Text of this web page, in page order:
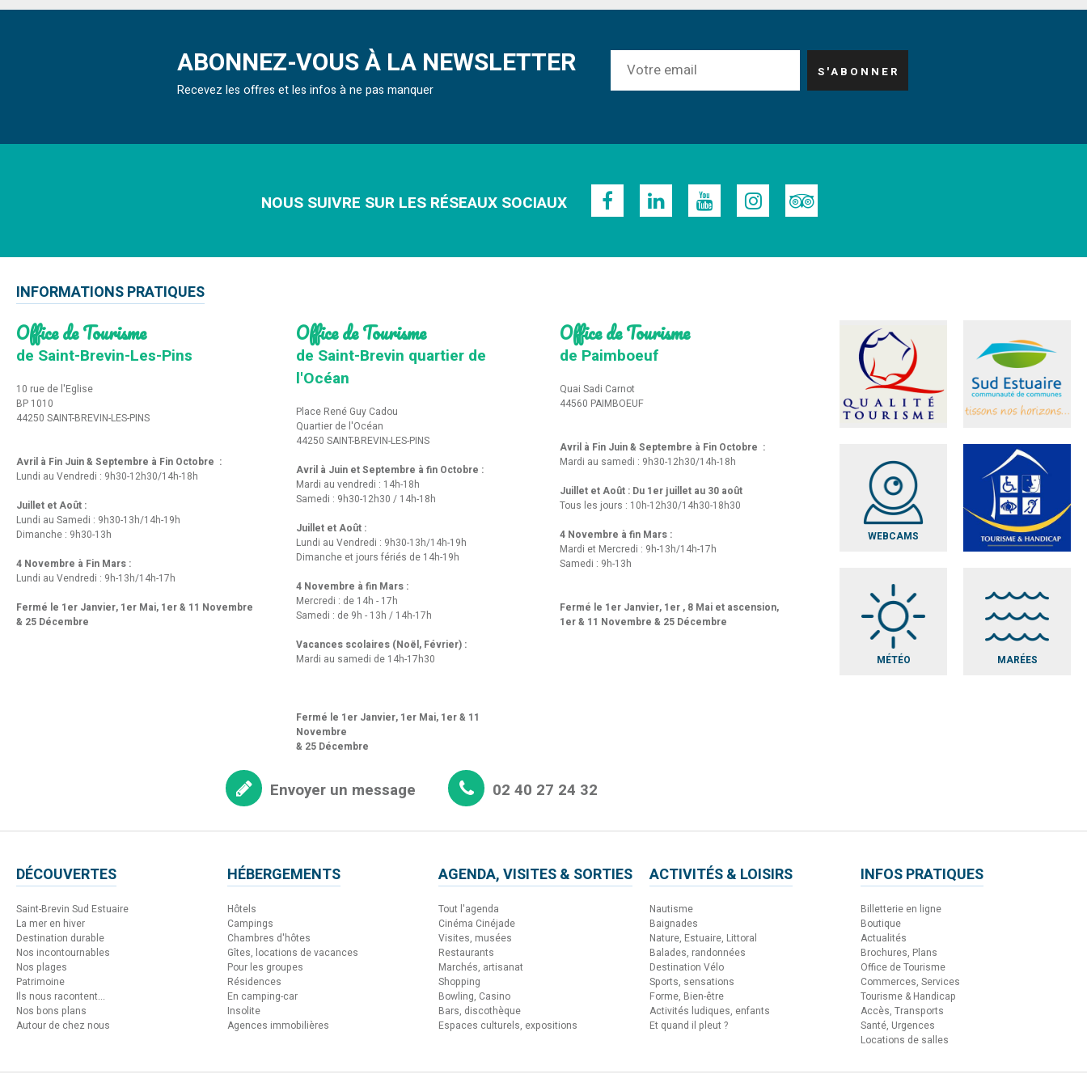
ABONNEZ-VOUS À LA NEWSLETTER
Recevez les offres et les infos à ne pas manquer
NOUS SUIVRE SUR LES RÉSEAUX SOCIAUX
INFORMATIONS PRATIQUES
Office de Tourisme
de Saint-Brevin-Les-Pins
10 rue de l'Eglise
BP 1010
44250 SAINT-BREVIN-LES-PINS
Avril à Fin Juin & Septembre à Fin Octobre :
Lundi au Vendredi : 9h30-12h30/14h-18h
Juillet et Août :
Lundi au Samedi : 9h30-13h/14h-19h
Dimanche : 9h30-13h
4 Novembre à Fin Mars :
Lundi au Vendredi : 9h-13h/14h-17h
Fermé le 1er Janvier, 1er Mai, 1er & 11 Novembre
& 25 Décembre
Office de Tourisme
de Saint-Brevin quartier de
l'Océan
Place René Guy Cadou
Quartier de l'Océan
44250 SAINT-BREVIN-LES-PINS
Avril à Juin et Septembre à fin Octobre :
Mardi au vendredi : 14h-18h
Samedi : 9h30-12h30 / 14h-18h
Juillet et Août :
Lundi au Vendredi : 9h30-13h/14h-19h
Dimanche et jours fériés de 14h-19h
4 Novembre à fin Mars :
Mercredi : de 14h - 17h
Samedi : de 9h - 13h / 14h-17h
Vacances scolaires (Noël, Février) :
Mardi au samedi de 14h-17h30
Fermé le 1er Janvier, 1er Mai, 1er & 11
Novembre
& 25 Décembre
Office de Tourisme
de Paimboeuf
Quai Sadi Carnot
44560 PAIMBOEUF
Avril à Fin Juin & Septembre à Fin Octobre :
Mardi au samedi : 9h30-12h30/14h-18h
Juillet et Août : Du 1er juillet au 30 août
Tous les jours : 10h-12h30/14h30-18h30
4 Novembre à fin Mars :
Mardi et Mercredi : 9h-13h/14h-17h
Samedi : 9h-13h
Fermé le 1er Janvier, 1er , 8 Mai et ascension,
1er & 11 Novembre & 25 Décembre
WEBCAMS
MÉTÉO MARÉES
Envoyer un message 02 40 27 24 32
DÉCOUVERTES
Saint-Brevin Sud Estuaire
La mer en hiver
Destination durable
Nos incontournables
Nos plages
Patrimoine
Ils nous racontent...
Nos bons plans
Autour de chez nous
HÉBERGEMENTS
Hôtels
Campings
Chambres d'hôtes
Gîtes, locations de vacances
Pour les groupes
Résidences
En camping-car
Insolite
Agences immobilières
AGENDA, VISITES & SORTIES
Tout l'agenda
Cinéma Cinéjade
Visites, musées
Restaurants
Marchés, artisanat
Shopping
Bowling, Casino
Bars, discothèque
Espaces culturels, expositions
ACTIVITÉS & LOISIRS
Nautisme
Baignades
Nature, Estuaire, Littoral
Balades, randonnées
Destination Vélo
Sports, sensations
Forme, Bien-être
Activités ludiques, enfants
Et quand il pleut ?
INFOS PRATIQUES
Billetterie en ligne
Boutique
Actualités
Brochures, Plans
Office de Tourisme
Commerces, Services
Tourisme & Handicap
Accès, Transports
Santé, Urgences
Locations de salles